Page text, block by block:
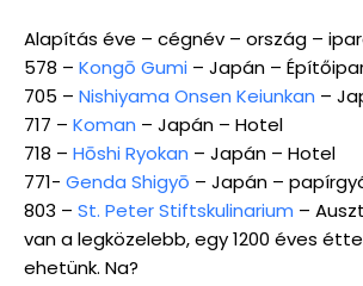
Alapítás éve – cégnév – ország –
578 – Kongō Gumi – Japán –
705 – Nishiyama Onsen Keiunkan –
717 – Koman – Japán – Hotel
718 – Hōshi Ryokan – Japán – Hotel
771- Genda Shigyō – Japán –
803 – St. Peter Stiftskulinarium –
van a legközelebb, egy 1200 éves
ehetünk. Na?